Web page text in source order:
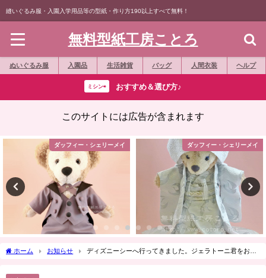
縫いぐるみ服・入園入学用品等の型紙・作り方190以上すべて無料！
無料型紙工房ことろ
ぬいぐるみ服 入園品 生活雑貨 バッグ 人間衣装 ヘルプ
ミシン⇨ おすすめ＆選び方♪
このサイトには広告が含まれます
ダッフィー・シェリーメイ ダッフィー・シェリーメイ
ホーム お知らせ
ディズニーシーへ行ってきました。ジェラトーニ君をお迎